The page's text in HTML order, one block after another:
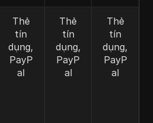
Thẻ
tín
dụng,
PayP
al
Thẻ
tín
dụng,
PayP
al
Thẻ
tín
dụng,
PayP
al